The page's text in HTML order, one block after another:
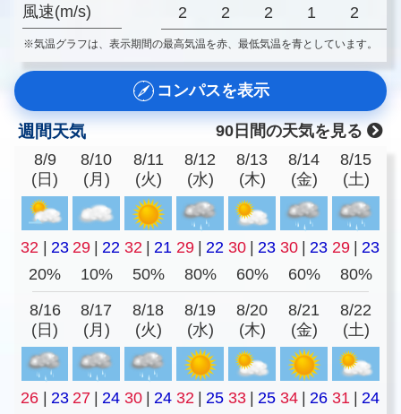
風速(m/s) 2 2 2 1 2
※気温グラフは、表示期間の最高気温を赤、最低気温を青としています。
コンパスを表示
週間天気
90日間の天気を見る
8/9
(日)
8/10
(月)
8/11
(火)
8/12
(水)
8/13
(木)
8/14
(金)
8/15
(土)
32 | 23 29 | 22 32 | 21 29 | 22 30 | 23 30 | 23 29 | 23
20%
10% 50% 80% 60% 60% 80%
8/16
(日)
8/17
(月)
8/18
(火)
8/19
(水)
8/20
(木)
8/21
(金)
8/22
(土)
26 | 23 27 | 24 30 | 24 32 | 25 33 | 25 34 | 26 31 | 24